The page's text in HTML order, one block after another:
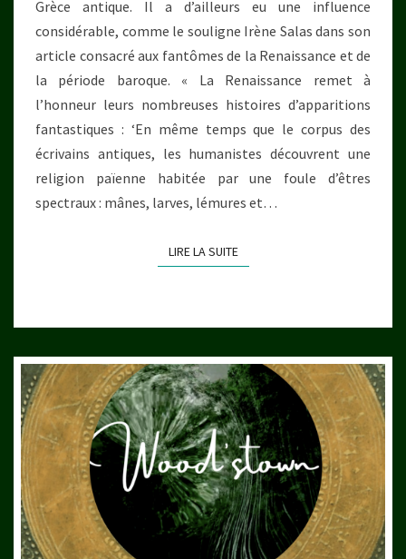
27)
Grèce antique. Il a d’ailleurs eu une influence
considérable, comme le souligne Irène Salas dans son
article consacré aux fantômes de la Renaissance et de
la période baroque. « La Renaissance remet à
l’honneur leurs nombreuses histoires d’apparitions
fantastiques : ‘En même temps que le corpus des
écrivains antiques, les humanistes découvrent une
religion païenne habitée par une foule d’êtres
spectraux : mânes, larves, lémures et…
LIRE LA SUITELIRE LA SUITE